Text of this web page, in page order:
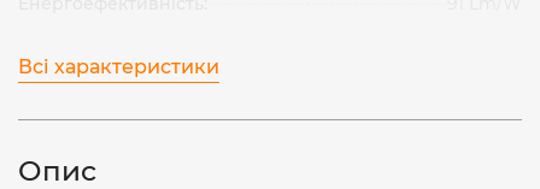
Всі характеристики
Опис